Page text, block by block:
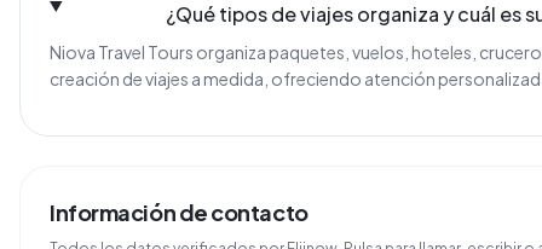
¿Qué tipos de viajes organiza y cuál es
Niova Travel Tours organiza paquetes, vuelos, hoteles,
creación de viajes a medida, ofreciendo atención
Información de contacto